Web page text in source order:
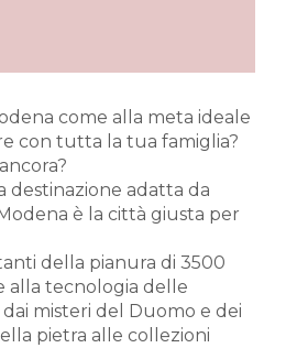
come alla meta ideale
con tutta la tua famiglia?
destinazione adatta da
è la città giusta per
della pianura di 3500
alla tecnologia delle
misteri del Duomo e dei
pietra alle collezioni